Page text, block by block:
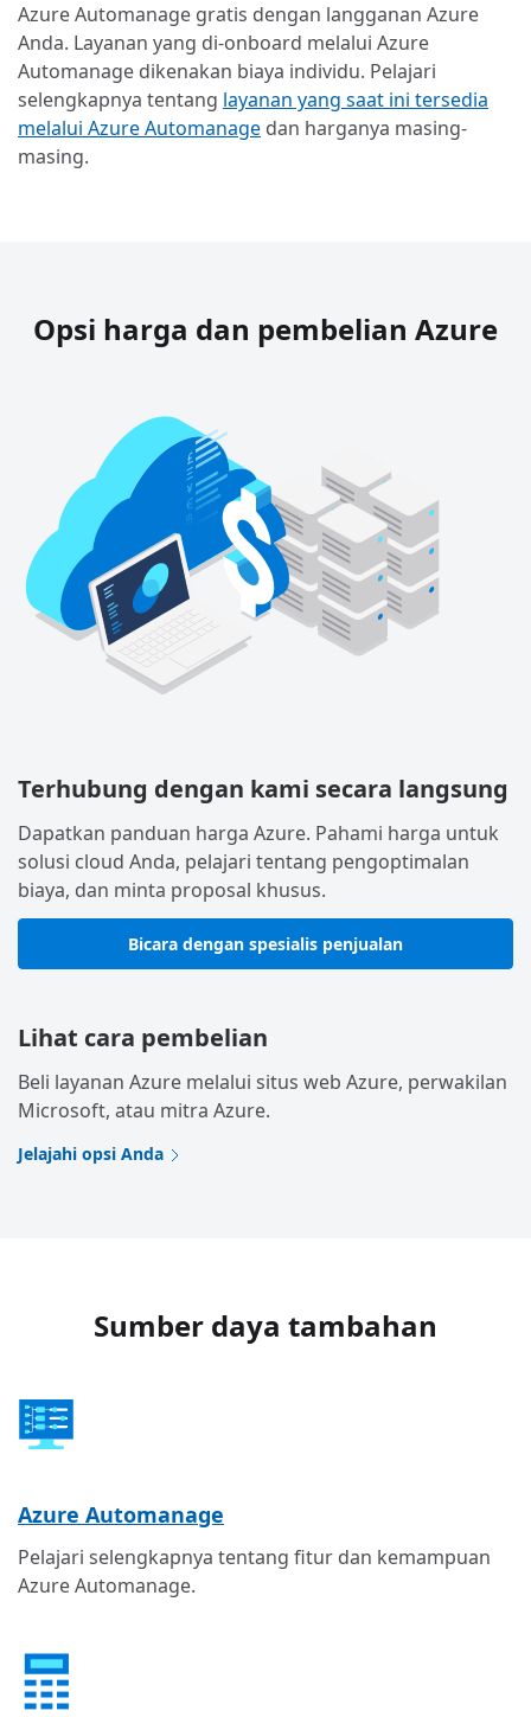
Azure Automanage gratis dengan langganan Azure
Anda. Layanan yang di-onboard melalui Azure
Automanage dikenakan biaya individu. Pelajari
selengkapnya tentang layanan yang saat ini tersedia
melalui Azure Automanage dan harganya masing-
masing.
Opsi harga dan pembelian Azure
Terhubung dengan kami secara langsung
Dapatkan panduan harga Azure. Pahami harga untuk
solusi cloud Anda, pelajari tentang pengoptimalan
biaya, dan minta proposal khusus.
Bicara dengan spesialis penjualan
Lihat cara pembelian
Beli layanan Azure melalui situs web Azure, perwakilan
Microsoft, atau mitra Azure.
Jelajahi opsi Anda
Sumber daya tambahan
Azure Automanage
Pelajari selengkapnya tentang fitur dan kemampuan
Azure Automanage.